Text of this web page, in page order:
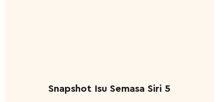
Snapshot Isu Semasa Siri 5